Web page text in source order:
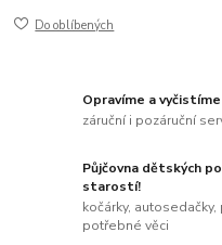
Do oblíbených
Opravíme a
záruční i pozáruční
Půjčovna dětských
starostí!
kočárky,
potřebné věci